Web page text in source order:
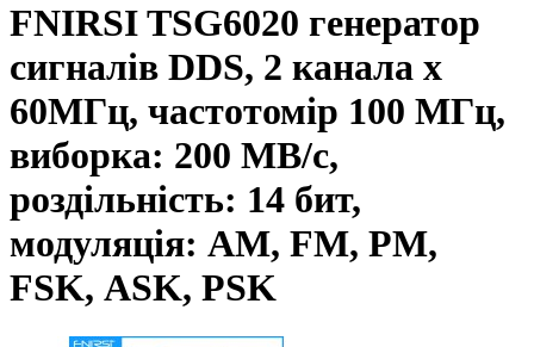
FNIRSI TSG6020 генератор
сигналів DDS, 2 канала х
60МГц, частотомір 100 МГц,
виборка: 200 МВ/с,
роздільність: 14 бит,
модуляція: AM, FM, PM,
FSK, АSK, PSK